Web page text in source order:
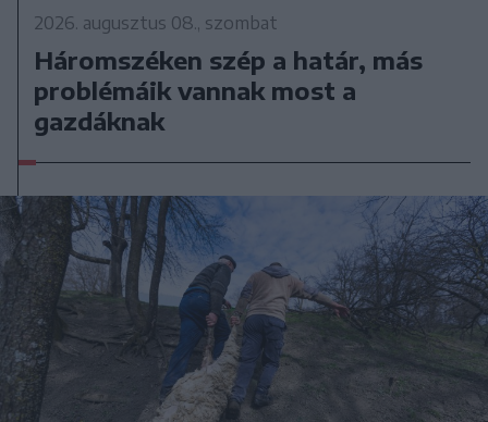
2026. augusztus 08., szombat
Háromszéken szép a határ, más
problémáik vannak most a
gazdáknak